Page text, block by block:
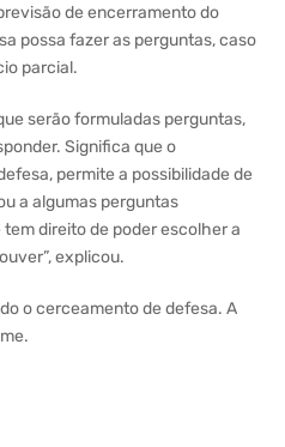
de encerramento do
possa fazer as perguntas, caso
parcial.
serão formuladas perguntas,
Significa que o
permite a possibilidade de
a algumas perguntas
direito de poder escolher a
explicou.
o cerceamento de defesa. A